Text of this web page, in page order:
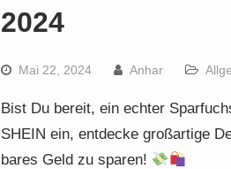
2024
Mai 22, 2024 Anhar
Bist Du bereit, ein echter
SHEIN ein, entdecke großartige
bares Geld zu sparen!